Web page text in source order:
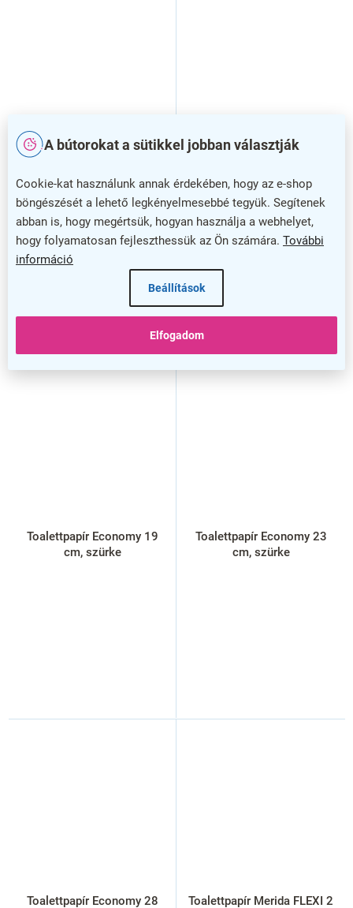
A bútorokat a sütikkel jobban választják
Cookie-kat használunk annak érdekében, hogy az e-shop
böngészését a lehető legkényelmesebbé tegyük. Segítenek
abban is, hogy megértsük, hogyan használja a webhelyet,
hogy folyamatosan fejleszthessük az Ön számára. További
információ
Beállítások
Elfogadom
Toalettpapír 2 rétegű 23 cm
Toalettpapír cső nélkül
fehér
Toalettpapír Economy 19
cm, szürke
Toalettpapír Economy 23
cm, szürke
Toalettpapír Economy 28
Toalettpapír Merida FLEXI 2